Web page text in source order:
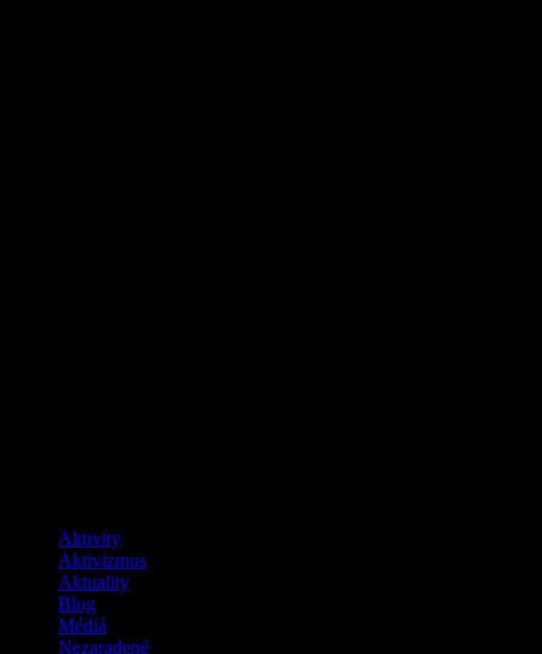
Aktivity
Aktivizmus
Aktuality
Blog
Médiá
Nezaradené